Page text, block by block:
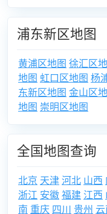
浦东新区地图
黄浦区地图 徐汇区
地图 虹口区地图 杨
东新区地图 金山区
地图 崇明区地图
全国地图查询
北京 天津河北 山西
浙江 安徽福建 江西
南 重庆 四川 贵州